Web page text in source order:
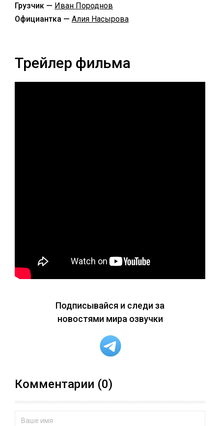
Грузчик — Иван Породнов
Официантка — Алия Насырова
Трейлер фильма
Подписывайся и следи за
новостями мира озвучки
Комментарии (0)